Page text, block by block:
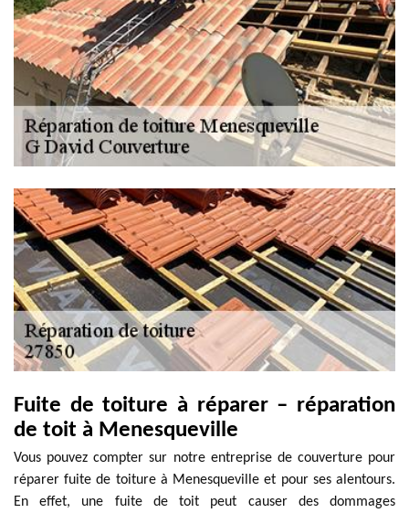
Fuite de toiture à réparer – réparation
de toit à Menesqueville
Vous pouvez compter sur notre entreprise de couverture pour
réparer fuite de toiture à Menesqueville et pour ses alentours.
En effet, une fuite de toit peut causer des dommages